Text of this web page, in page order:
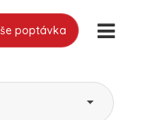
poptávka